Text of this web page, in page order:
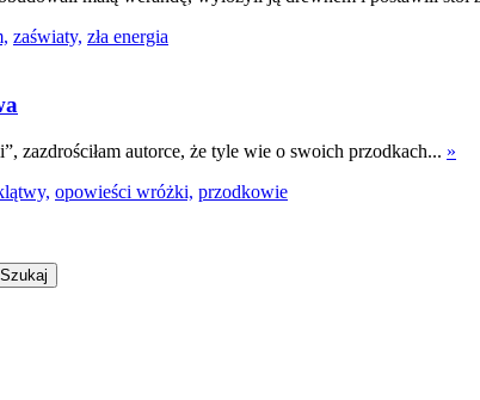
zaświaty, zła energia
zazdrościłam autorce, że tyle wie o swoich przodkach... »
opowieści wróżki, przodkowie